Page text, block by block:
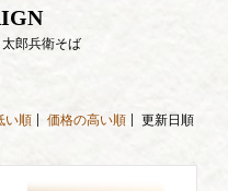
太郎兵衛そば
い順 価格の高い順 更新日順